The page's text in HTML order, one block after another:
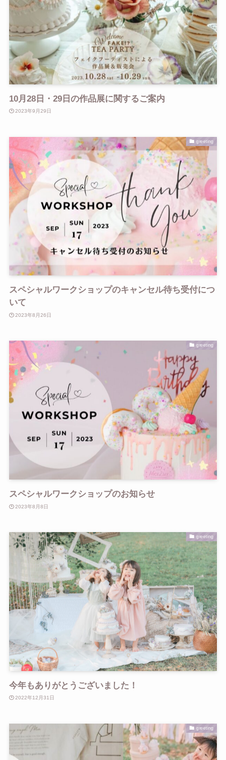
10月28日・29日の作品展に関するご案内
2023年9月29日
greeting
スペシャルワークショップのキャンセル待ち受付につ
いて
2023年8月26日
greeting
スペシャルワークショップのお知らせ
2023年8月8日
greeting
今年もありがとうございました！
2022年12月31日
greeting